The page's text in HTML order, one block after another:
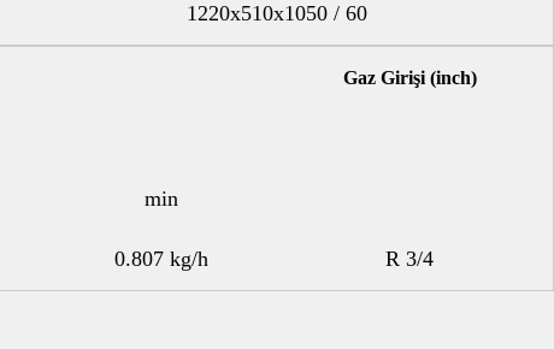
1220x510x1050 / 60
Gaz Girişi (inch)
min
0.807 kg/h R 3/4